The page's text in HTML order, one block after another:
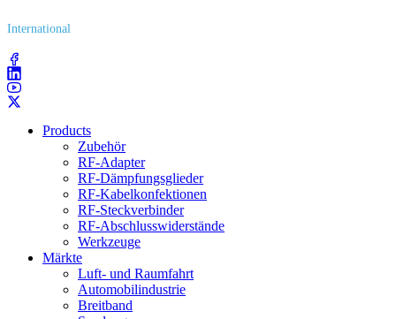
International
Products
Zubehör
RF-Adapter
RF-Dämpfungsglieder
RF-Kabelkonfektionen
RF-Steckverbinder
RF-Abschlusswiderstände
Werkzeuge
Märkte
Luft- und Raumfahrt
Automobilindustrie
Breitband